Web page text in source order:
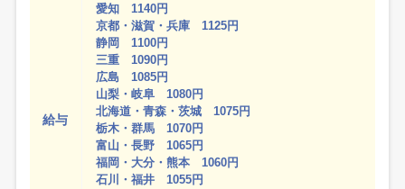
給与
愛知 1140円
京都・滋賀・兵庫 1125円
静岡 1100円
三重 1090円
広島 1085円
山梨・岐阜 1080円
北海道・青森・茨城 1075円
栃木・群馬 1070円
富山・長野 1065円
福岡・大分・熊本 1060円
石川・福井 1055円